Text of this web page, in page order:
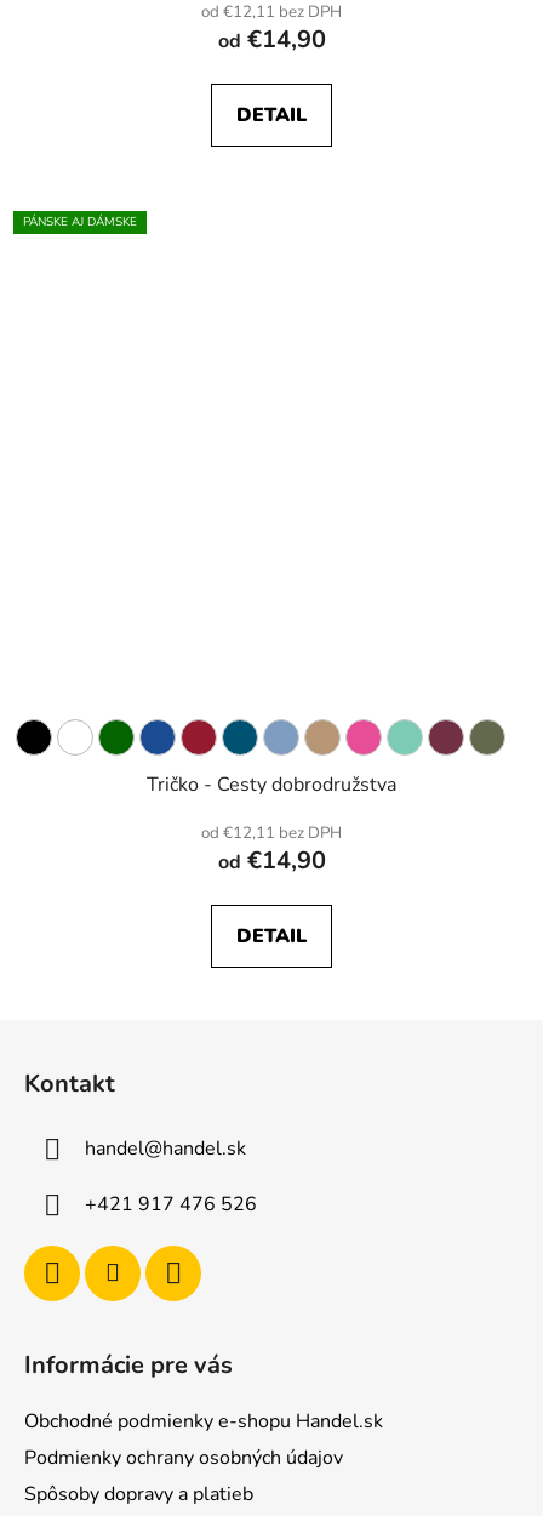
od €12,11 bez DPH
od €14,90
DETAIL
PÁNSKE AJ DÁMSKE
Tričko - Cesty dobrodružstva
od €12,11 bez DPH
od €14,90
DETAIL
Kontakt
handel@handel.sk
+421 917 476 526
Informácie pre vás
Obchodné podmienky e-shopu Handel.sk
Podmienky ochrany osobných údajov
Spôsoby dopravy a platieb